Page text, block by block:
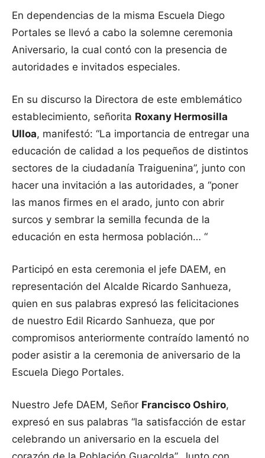
En dependencias de la misma Escuela Diego
Portales se llevó a cabo la solemne ceremonia
Aniversario, la cual contó con la presencia de
autoridades e invitados especiales.
En su discurso la Directora de este emblemático
establecimiento, señorita Roxany Hermosilla
Ulloa, manifestó: “La importancia de entregar una
educación de calidad a los pequeños de distintos
sectores de la ciudadanía Traiguenina”, junto con
hacer una invitación a las autoridades, a “poner
las manos firmes en el arado, junto con abrir
surcos y sembrar la semilla fecunda de la
educación en esta hermosa población… “
Participó en esta ceremonia el jefe DAEM, en
representación del Alcalde Ricardo Sanhueza,
quien en sus palabras expresó las felicitaciones
de nuestro Edil Ricardo Sanhueza, que por
compromisos anteriormente contraído lamentó no
poder asistir a la ceremonia de aniversario de la
Escuela Diego Portales.
Nuestro Jefe DAEM, Señor Francisco Oshiro,
expresó en sus palabras “la satisfacción de estar
celebrando un aniversario en la escuela del